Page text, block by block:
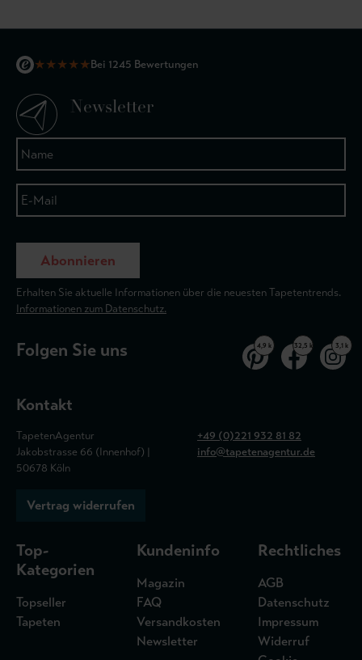
★★★★★Bei 1245 Bewertungen
Newsletter
Abonnieren
Erhalten Sie aktuelle Informationen über die neuesten Tapetentrends.
Informationen zum Datenschutz.
Folgen Sie uns 4,9 k 32,5 k 3,1 k
Kontakt
TapetenAgentur
Jakobstrasse 66 (Innenhof) |
50678 Köln
+49 (0)221 932 81 82
info@tapetenagentur.de
Vertrag widerrufen
Top-
Kategorien
Topseller
Tapeten
Kundeninfo
Magazin
FAQ
Versandkosten
Newsletter
Rechtliches
AGB
Datenschutz
Impressum
Widerruf